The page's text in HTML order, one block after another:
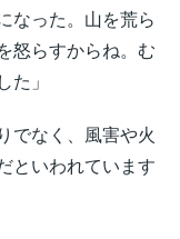
なった。山を荒ら
怒らすからね。む
た」
でなく、風害や火
といわれています